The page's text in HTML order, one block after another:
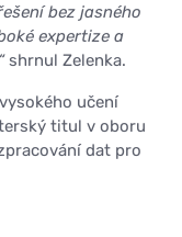
bez jasného
expertize a
shrnul Zelenka.
učení
titul v oboru
dat pro